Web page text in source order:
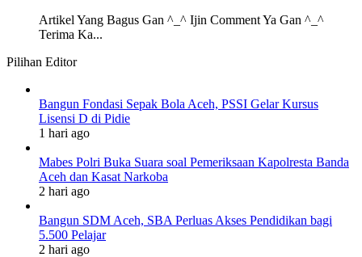
Artikel Yang Bagus Gan ^_^ Ijin Comment Ya Gan ^_^
Terima Ka...
Pilihan Editor
Bangun Fondasi Sepak Bola Aceh, PSSI Gelar Kursus
Lisensi D di Pidie
1 hari ago
Mabes Polri Buka Suara soal Pemeriksaan Kapolresta Banda
Aceh dan Kasat Narkoba
2 hari ago
Bangun SDM Aceh, SBA Perluas Akses Pendidikan bagi
5.500 Pelajar
2 hari ago